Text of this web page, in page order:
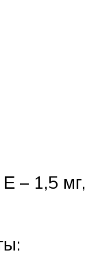
– 1,5 мг,